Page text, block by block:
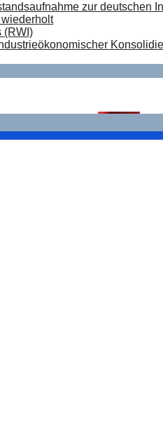
zur deutschen
(RWI)